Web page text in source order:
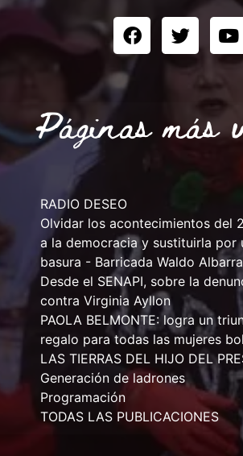
Páginas más
RADIO DESEO
Olvidar los acontecimientos del
a la democracia y sustituirla por
basura - Barricada Waldo
Desde el SENAPI, sobre la
contra Virginia Ayllon
PAOLA BELMONTE: logra un
regalo para todas las mujeres
LAS TIERRAS DEL HIJO DEL
Generación de ladrones
Programación
TODAS LAS PUBLICACIONES